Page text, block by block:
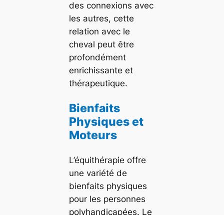
des connexions avec
les autres, cette
relation avec le
cheval peut être
profondément
enrichissante et
thérapeutique.
Bienfaits
Physiques et
Moteurs
L’équithérapie offre
une variété de
bienfaits physiques
pour les personnes
polyhandicapées. Le